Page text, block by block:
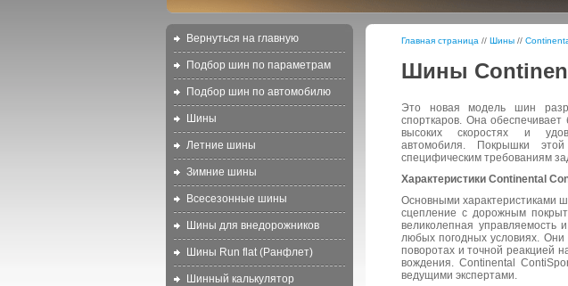
Вернуться на главную
Подбор шин по параметрам
Подбор шин по автомобилю
Шины
Летние шины
Зимние шины
Всесезонные шины
Шины для внедорожников
Шины Run flat (Ранфлет)
Шинный калькулятор
Главная страница // Шины //
Шины
Это новая модель шин
спорткаров. Она
высоких скоростях и
автомобиля. Покрышки
специфическим требованиям
Характеристики Continental
Основными характеристиками
сцепление с дорожным
великолепная управляемость
любых погодных условиях. Они
поворотах и точной реакцией
вождения. Continental
ведущими экспертами.